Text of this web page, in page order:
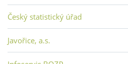
Český statistický úřad
Javořice, a.s.